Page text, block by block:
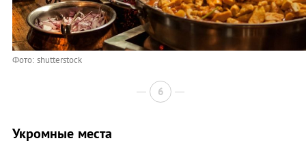
Фото: shutterstock
6
Укромные места